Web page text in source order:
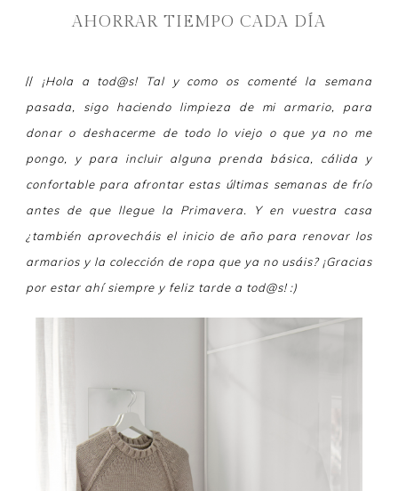
AHORRAR TIEMPO CADA DÍA
// ¡Hola a tod@s! Tal y como os comenté la semana
pasada, sigo haciendo limpieza de mi armario, para
donar o deshacerme de todo lo viejo o que ya no me
pongo, y para incluir alguna prenda básica, cálida y
confortable para afrontar estas últimas semanas de frío
antes de que llegue la Primavera. Y en vuestra casa
¿también aprovecháis el inicio de año para renovar los
armarios y la colección de ropa que ya no usáis? ¡Gracias
por estar ahí siempre y feliz tarde a tod@s! :)